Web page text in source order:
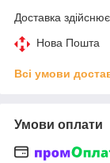
Доставка
Нова Пошта
Всі умови
Умови оплати